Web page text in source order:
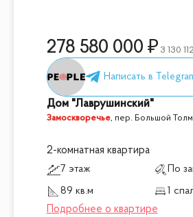
278 580 000 3 130 112
Дом "Лаврушинский"
Замоскворечье, пер. Большой
2-комнатная квартира
7 этаж
По
89 кв.м
1